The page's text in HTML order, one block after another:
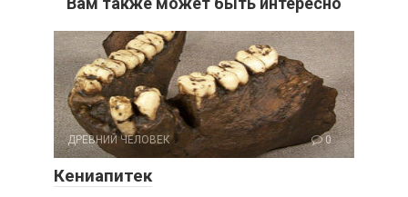
ДРЕВНИЙ ЧЕЛОВЕК 0
Кениапитек